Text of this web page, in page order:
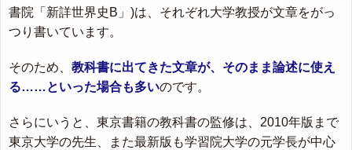
書院「新詳世界史B」)は、それぞれ大学教授が文章をがっ
つり書いています。
そのため、 教科書に出てきた文章が、そのまま論述に使え
る……といった場合も多いのです。
さらにいうと、東京書籍の教科書の監修は、2010年版まで
東京大学の先生、また最新版も学習院大学の元学長が中心